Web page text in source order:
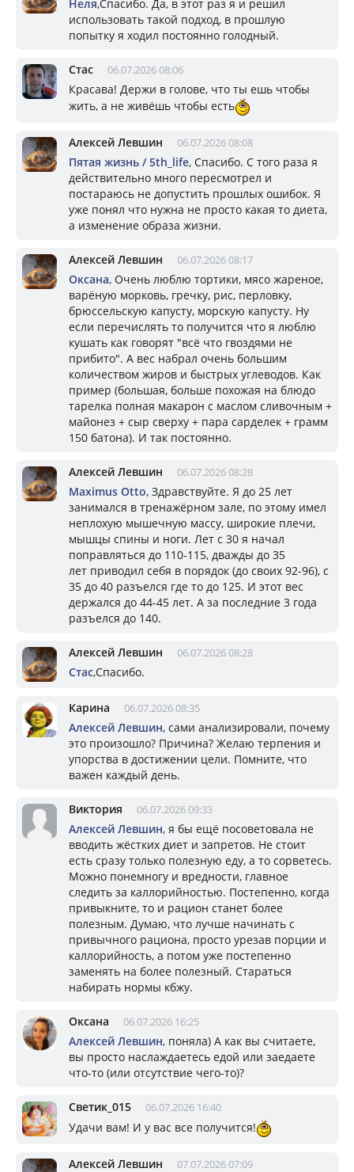
Неля,Спасибо. Да, в этот раз я и решил
использовать такой подход, в прошлую
попытку я ходил постоянно голодный.
Стас 06.07.2026 08:06
Красава! Держи в голове, что ты ешь чтобы
жить, а не живёшь чтобы есть
Алексей Левшин 06.07.2026 08:08
Пятая жизнь / 5th_life, Спасибо. С того раза я
действительно много пересмотрел и
постараюсь не допустить прошлых ошибок. Я
уже понял что нужна не просто какая то диета,
а изменение образа жизни.
Алексей Левшин 06.07.2026 08:17
Оксана, Очень люблю тортики, мясо жареное,
варёную морковь, гречку, рис, перловку,
брюссельскую капусту, морскую капусту. Ну
если перечислять то получится что я люблю
кушать как говорят "всё что гвоздями не
прибито". А вес набрал очень большим
количеством жиров и быстрых углеводов. Как
пример (большая, больше похожая на блюдо
тарелка полная макарон с маслом сливочным +
майонез + сыр сверху + пара сарделек + грамм
150 батона). И так постоянно.
Алексей Левшин 06.07.2026 08:28
Maximus Otto, Здравствуйте. Я до 25 лет
занимался в тренажёрном зале, по этому имел
неплохую мышечную массу, широкие плечи,
мышцы спины и ноги. Лет с 30 я начал
поправляться до 110-115, дважды до 35
лет приводил себя в порядок (до своих 92-96), с
35 до 40 разъелся где то до 125. И этот вес
держался до 44-45 лет. А за последние 3 года
разъелся до 140.
Алексей Левшин 06.07.2026 08:28
Стас,Спасибо.
Карина 06.07.2026 08:35
Алексей Левшин, сами анализировали, почему
это произошло? Причина? Желаю терпения и
упорства в достижении цели. Помните, что
важен каждый день.
Виктория 06.07.2026 09:33
Алексей Левшин, я бы ещё посоветовала не
вводить жёстких диет и запретов. Не стоит
есть сразу только полезную еду, а то сорветесь.
Можно понемногу и вредности, главное
следить за каллорийностью. Постепенно, когда
привыкните, то и рацион станет более
полезным. Думаю, что лучше начинать с
привычного рациона, просто урезав порции и
каллорийность, а потом уже постепенно
заменять на более полезный. Стараться
набирать нормы кбжу.
Оксана 06.07.2026 16:25
Алексей Левшин, поняла) А как вы считаете,
вы просто наслаждаетесь едой или заедаете
что-то (или отсутствие чего-то)?
Светик_015 06.07.2026 16:40
Удачи вам! И у вас все получится!
Алексей Левшин 07.07.2026 07:09